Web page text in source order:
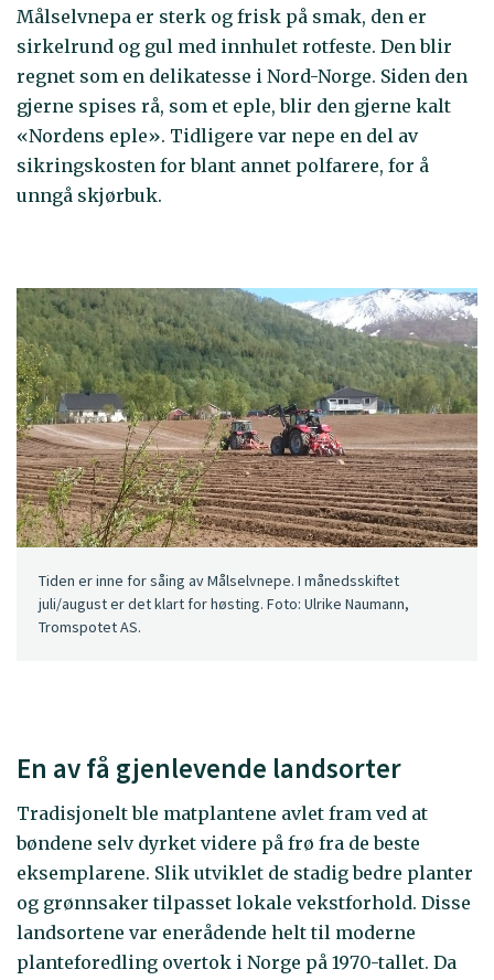
Målselvnepa er sterk og frisk på smak, den er
sirkelrund og gul med innhulet rotfeste. Den blir
regnet som en delikatesse i Nord-Norge. Siden den
gjerne spises rå, som et eple, blir den gjerne kalt
«Nordens eple». Tidligere var nepe en del av
sikringskosten for blant annet polfarere, for å
unngå skjørbuk.
Tiden er inne for såing av Målselvnepe. I månedsskiftet
juli/august er det klart for høsting. Foto: Ulrike Naumann,
Tromspotet AS.
En av få gjenlevende landsorter
Tradisjonelt ble matplantene avlet fram ved at
bøndene selv dyrket videre på frø fra de beste
eksemplarene. Slik utviklet de stadig bedre planter
og grønnsaker tilpasset lokale vekstforhold. Disse
landsortene var enerådende helt til moderne
planteforedling overtok i Norge på 1970-tallet. Da